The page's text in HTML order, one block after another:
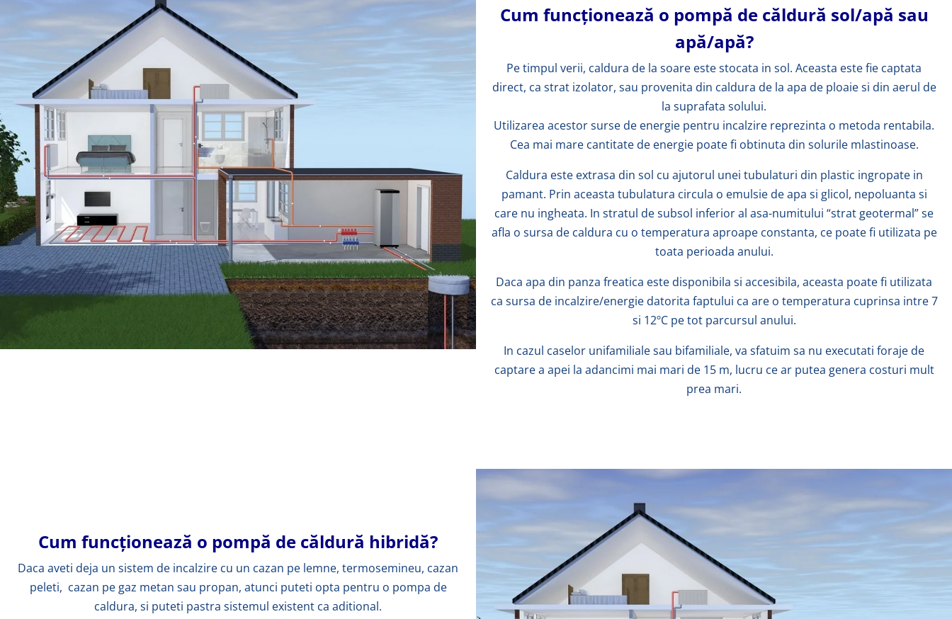
Cum funcționează o pompă de căldură sol/apă sau
apă/apă?
Pe timpul verii, caldura de la soare este stocata in sol. Aceasta este fie captata
direct, ca strat izolator, sau provenita din caldura de la apa de ploaie si din aerul de
la suprafata solului.
Utilizarea acestor surse de energie pentru incalzire reprezinta o metoda rentabila.
Cea mai mare cantitate de energie poate fi obtinuta din solurile mlastinoase.
Caldura este extrasa din sol cu ajutorul unei tubulaturi din plastic ingropate in
pamant. Prin aceasta tubulatura circula o emulsie de apa si glicol, nepoluanta si
care nu ingheata. In stratul de subsol inferior al asa-numitului “strat geotermal” se
afla o sursa de caldura cu o temperatura aproape constanta, ce poate fi utilizata pe
toata perioada anului.
Daca apa din panza freatica este disponibila si accesibila, aceasta poate fi utilizata
ca sursa de incalzire/energie datorita faptului ca are o temperatura cuprinsa intre 7
si 12ºC pe tot parcursul anului.
In cazul caselor unifamiliale sau bifamiliale, va sfatuim sa nu executati foraje de
captare a apei la adancimi mai mari de 15 m, lucru ce ar putea genera costuri mult
prea mari.
Cum funcționează o pompă de căldură hibridă?
Daca aveti deja un sistem de incalzire cu un cazan pe lemne, termosemineu, cazan
peleti, cazan pe gaz metan sau propan, atunci puteti opta pentru o pompa de
caldura, si puteti pastra sistemul existent ca aditional.